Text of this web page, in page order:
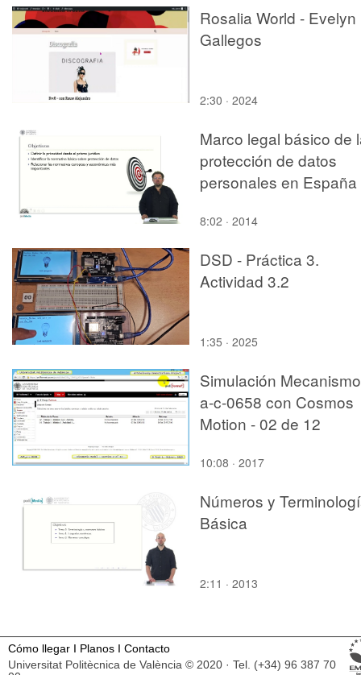
Rosalia World - Evelyn
Gallegos
2:30 · 2024
Marco legal básico de
protección de datos
personales en España
8:02 · 2014
DSD - Práctica 3.
Actividad 3.2
1:35 · 2025
Simulación Mecanismo
a-c-0658 con Cosmos
Motion - 02 de 12
10:08 · 2017
Números y
Básica
2:11 · 2013
Cómo llegar I Planos I Contacto
Universitat Politècnica de València © 2020 · Tel. (+34) 96 387 70